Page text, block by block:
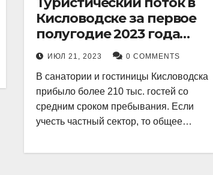
Кисловодске за первое
полугодие 2023 года
показал рекордный рост в
21 процент.
ИЮЛ 21, 2023 0 COMMENTS
В санатории и гостиницы Кисловодска
прибыло более 210 тыс. гостей со
средним сроком пребывания. Если
учесть частный сектор, то общее…